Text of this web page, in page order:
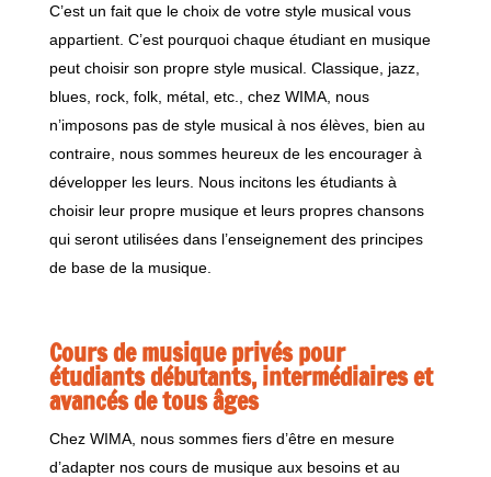
C’est un fait que le choix de votre style musical vous
appartient. C’est pourquoi chaque étudiant en musique
peut choisir son propre style musical. Classique, jazz,
blues, rock, folk, métal, etc., chez WIMA, nous
n’imposons pas de style musical à nos élèves, bien au
contraire, nous sommes heureux de les encourager à
développer les leurs. Nous incitons les étudiants à
choisir leur propre musique et leurs propres chansons
qui seront utilisées dans l’enseignement des principes
de base de la musique.
Cours de musique privés pour
étudiants débutants, intermédiaires et
avancés de tous âges
Chez WIMA, nous sommes fiers d’être en mesure
d’adapter nos cours de musique aux besoins et au